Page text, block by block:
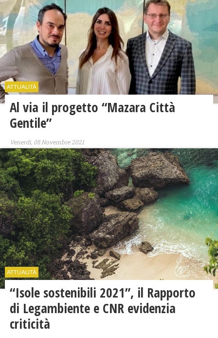
ATTUALITÀ
Al via il progetto “Mazara Città
Gentile”
Venerdì, 05 Novembre 2021
ATTUALITÀ
“Isole sostenibili 2021”, il Rapporto
di Legambiente e CNR evidenzia
criticità